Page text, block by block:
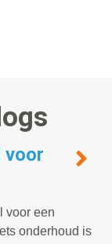
voor
voor een
onderhoud is